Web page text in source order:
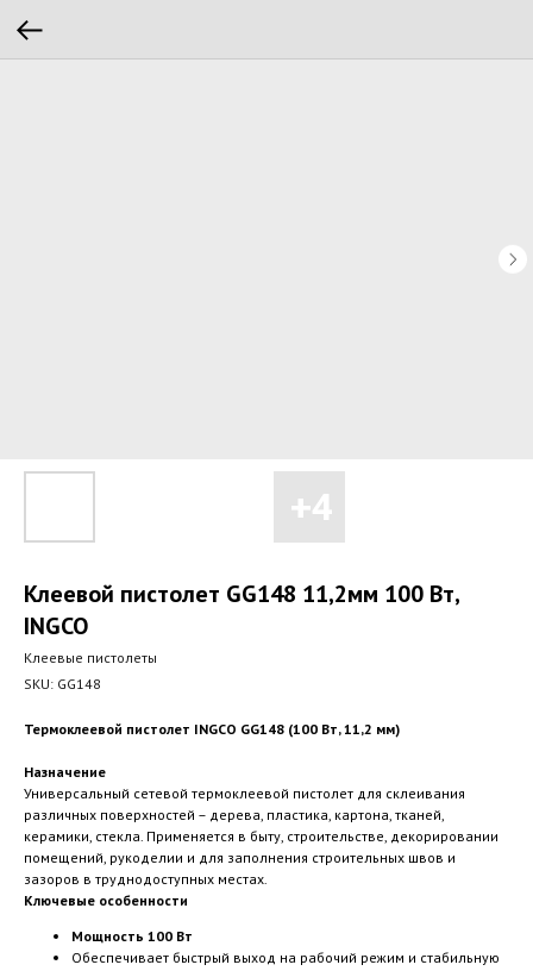
Клеевой пистолет GG148 11,2мм 100 Вт,
INGCO
Клеевые пистолеты
SKU: GG148
Термоклеевой пистолет INGCO GG148 (100 Вт, 11,2 мм)
Назначение
Универсальный сетевой термоклеевой пистолет для склеивания
различных поверхностей – дерева, пластика, картона, тканей,
керамики, стекла. Применяется в быту, строительстве, декорировании
помещений, рукоделии и для заполнения строительных швов и
зазоров в труднодоступных местах.
Ключевые особенности
Мощность 100 Вт
Обеспечивает быстрый выход на рабочий режим и стабильную